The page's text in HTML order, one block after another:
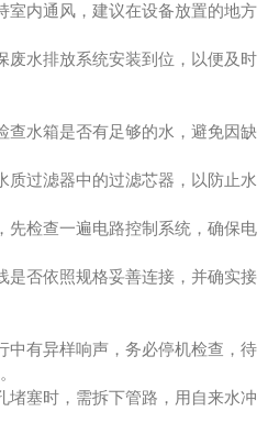
内通风，建议在设备放置的地方
水排放系统安装到位，以便及时
水箱是否有足够的水，避免因缺
过滤器中的过滤芯器，以防止水
检查一遍电路控制系统，确保电
否依照规格妥善连接，并确实接
有异样响声，务必停机检查，待
塞时，需拆下管路，用自来水冲